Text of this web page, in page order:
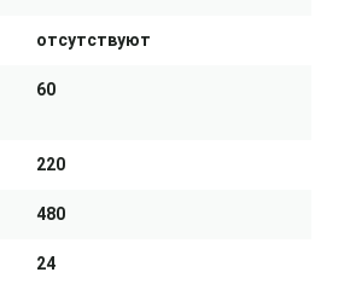
отсутствуют
60
220
480
24